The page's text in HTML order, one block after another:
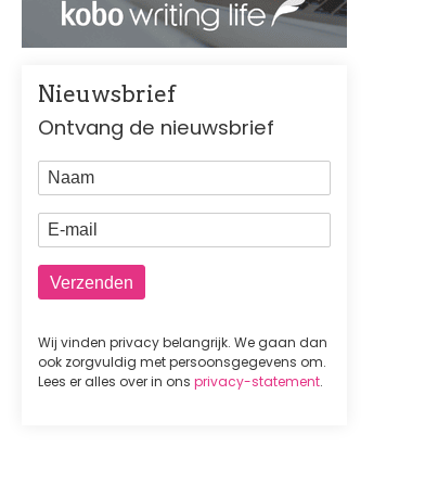
Nieuwsbrief
Ontvang de nieuwsbrief
Naam
E-mail
Wij vinden privacy belangrijk. We gaan dan
ook zorgvuldig met persoonsgegevens om.
Lees er alles over in ons privacy-statement.